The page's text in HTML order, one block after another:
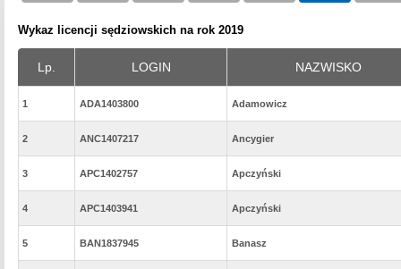
Wykaz licencji sędziowskich na rok 2019
Lp. LOGIN NAZWISKO
1 ADA1403800 Adamowicz
2 ANC1407217 Ancygier
3 APC1402757 Apczyński
4 APC1403941 Apczyński
5 BAN1837945 Banasz